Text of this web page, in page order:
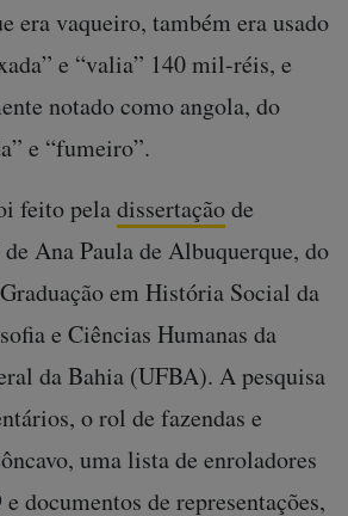
era vaqueiro, também era usado
e “valia” 140 mil-réis, e
notado como angola, do
e “fumeiro”.
feito peladissertaçãode
Ana Paula de Albuquerque, do
em História Social da
e Ciências Humanas da
da Bahia (UFBA). A pesquisa
o rol de fazendas e
uma lista de enroladores
documentos de representações,